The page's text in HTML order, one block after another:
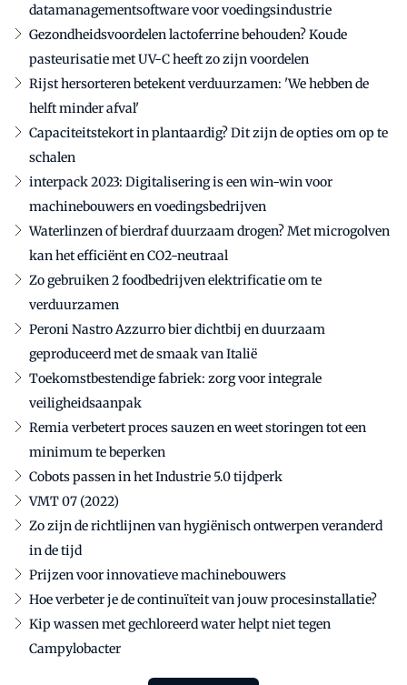
datamanagementsoftware voor voedingsindustrie
Gezondheidsvoordelen lactoferrine behouden? Koude
pasteurisatie met UV-C heeft zo zijn voordelen
Rijst hersorteren betekent verduurzamen: 'We hebben de
helft minder afval'
Capaciteitstekort in plantaardig? Dit zijn de opties om op te
schalen
interpack 2023: Digitalisering is een win-win voor
machinebouwers en voedingsbedrijven
Waterlinzen of bierdraf duurzaam drogen? Met microgolven
kan het efficiënt en CO2-neutraal
Zo gebruiken 2 foodbedrijven elektrificatie om te
verduurzamen
Peroni Nastro Azzurro bier dichtbij en duurzaam
geproduceerd met de smaak van Italië
Toekomstbestendige fabriek: zorg voor integrale
veiligheidsaanpak
Remia verbetert proces sauzen en weet storingen tot een
minimum te beperken
Cobots passen in het Industrie 5.0 tijdperk
VMT 07 (2022)
Zo zijn de richtlijnen van hygiënisch ontwerpen veranderd
in de tijd
Prijzen voor innovatieve machinebouwers
Hoe verbeter je de continuïteit van jouw procesinstallatie?
Kip wassen met gechloreerd water helpt niet tegen
Campylobacter